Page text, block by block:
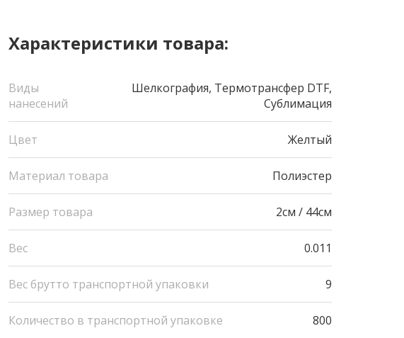
Характеристики товара:
Виды
нанесений
Шелкография, Термотрансфер DTF,
Сублимация
Цвет Желтый
Материал товара Полиэстер
Размер товара 2см / 44см
Вес 0.011
Вес брутто транспортной упаковки 9
Количество в транспортной упаковке 800